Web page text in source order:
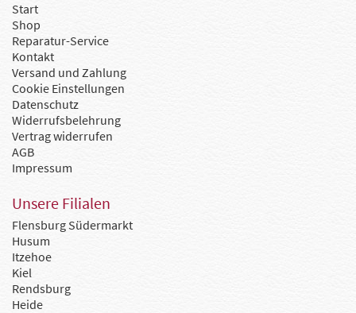
Start
Shop
Reparatur-Service
Kontakt
Versand und Zahlung
Cookie Einstellungen
Datenschutz
Widerrufsbelehrung
Vertrag widerrufen
AGB
Impressum
Unsere Filialen
Flensburg Südermarkt
Husum
Itzehoe
Kiel
Rendsburg
Heide